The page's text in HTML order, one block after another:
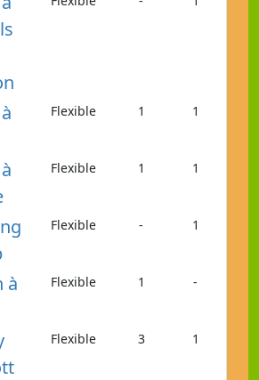
Flexible 1 1
Flexible 1 1
Flexible - 1
à
Flexible 1 -
Flexible 3 1